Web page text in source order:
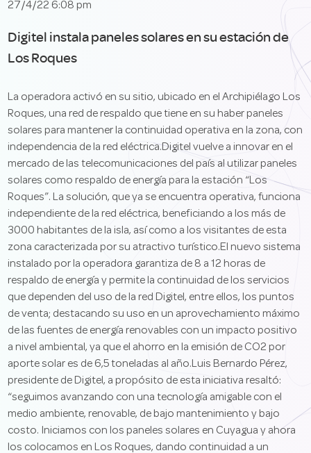
27/4/22 6:08 pm
Digitel instala paneles solares en su estación de
Los Roques
La operadora activó en su sitio, ubicado en el Archipiélago Los
Roques, una red de respaldo que tiene en su haber paneles
solares para mantener la continuidad operativa en la zona, con
independencia de la red eléctrica.Digitel vuelve a innovar en el
mercado de las telecomunicaciones del país al utilizar paneles
solares como respaldo de energía para la estación “Los
Roques”. La solución, que ya se encuentra operativa, funciona
independiente de la red eléctrica, beneficiando a los más de
3000 habitantes de la isla, así como a los visitantes de esta
zona caracterizada por su atractivo turístico.El nuevo sistema
instalado por la operadora garantiza de 8 a 12 horas de
respaldo de energía y permite la continuidad de los servicios
que dependen del uso de la red Digitel, entre ellos, los puntos
de venta; destacando su uso en un aprovechamiento máximo
de las fuentes de energía renovables con un impacto positivo
a nivel ambiental, ya que el ahorro en la emisión de CO2 por
aporte solar es de 6,5 toneladas al año.Luis Bernardo Pérez,
presidente de Digitel, a propósito de esta iniciativa resaltó:
“seguimos avanzando con una tecnología amigable con el
medio ambiente, renovable, de bajo mantenimiento y bajo
costo. Iniciamos con los paneles solares en Cuyagua y ahora
los colocamos en Los Roques, dando continuidad a un